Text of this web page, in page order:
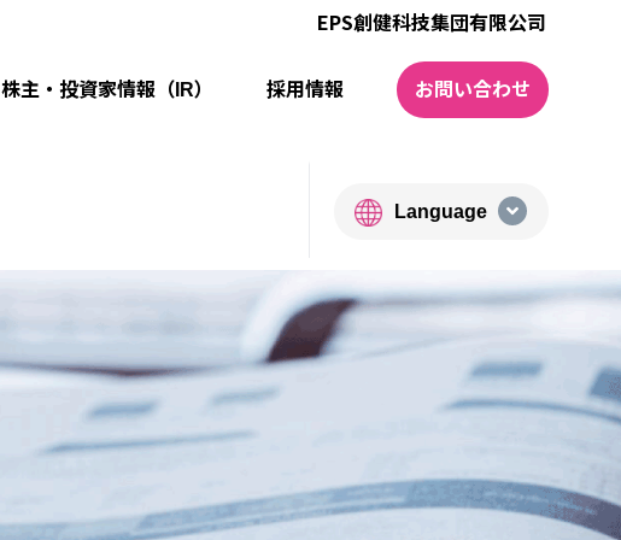
EPS創健科技集団有限公司
株主・投資家情報（IR） 採⽤情報 お問い合わせ